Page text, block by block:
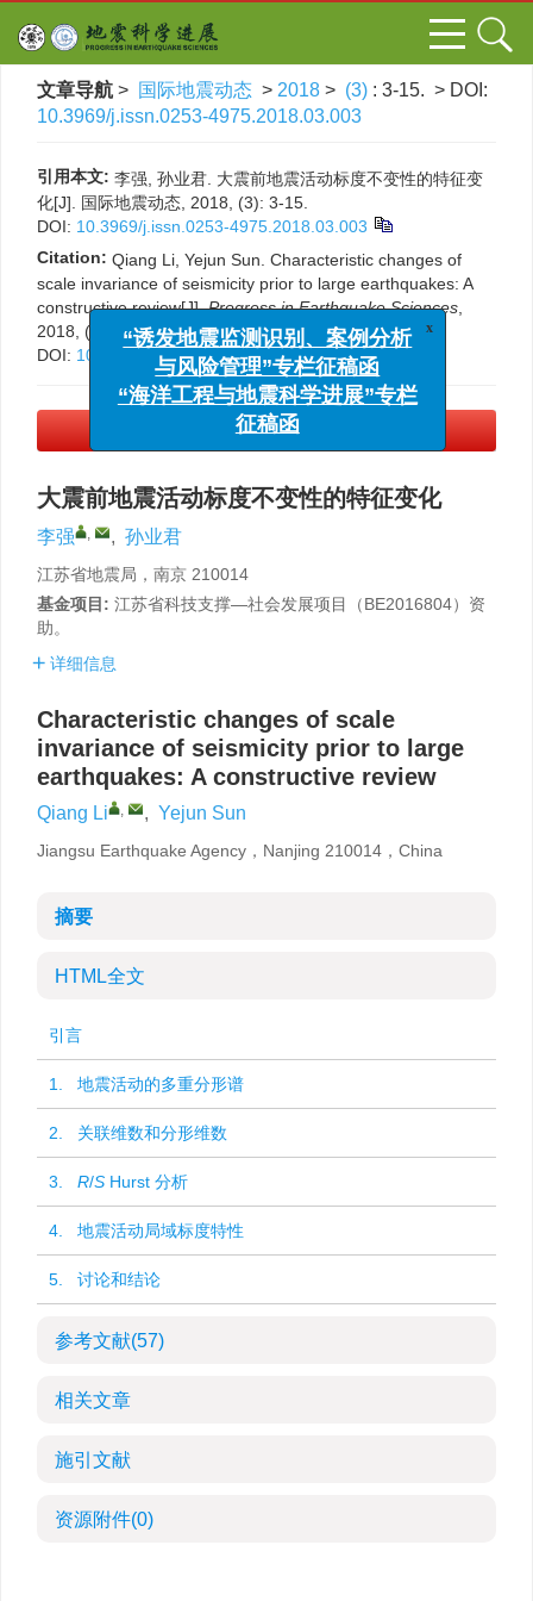
文章导航 > 国际地震动态 > 2018 > (3) : 3-15. > DOI:
10.3969/j.issn.0253-4975.2018.03.003
引用本文: 李强, 孙业君. 大震前地震活动标度不变性的特征变
化[J]. 国际地震动态, 2018, (3): 3-15.
DOI: 10.3969/j.issn.0253-4975.2018.03.003
Citation: Qiang Li, Yejun Sun. Characteristic changes of
scale invariance of seismicity prior to large earthquakes: A
constructive review[J].Progress in Earthquake Sciences
2018, (3): 3-15.
DOI: 10.3969/j.issn.0253-4975.2018.03.003
PDF下载(934 KB)
大震前地震活动标度不变性的特征变化
李强 , , 孙业君
江苏省地震局，南京 210014
基金项目: 江苏省科技支撑—社会发展项目（BE2016804）资
助。
详细信息
Characteristic changes of scale
invariance of seismicity prior to large
earthquakes: A constructive review
Qiang Li , , Yejun Sun
Jiangsu Earthquake Agency，Nanjing 210014，China
摘要
HTML全文
引言
1. 地震活动的多重分形谱
2. 关联维数和分形维数
3. R/S Hurst 分析
4. 地震活动局域标度特性
5. 讨论和结论
参考文献(57)
相关文章
施引文献
资源附件(0)
“诱发地震监测识别、案例分析
与风险管理”专栏征稿函
“海洋工程与地震科学进展”专栏
征稿函